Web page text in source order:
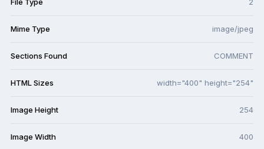
Mime Type image/jpeg
Sections Found COMMENT
HTML Sizes width="400" height="254"
Image Height 254
Image Width 400